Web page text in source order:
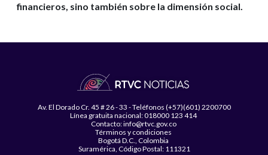
financieros, sino también sobre la dimensión social.
Av. El Dorado Cr. 45 # 26 - 33 - Teléfonos (+57)(601) 2200700
Línea gratuita nacional: 018000 123 414
Contacto: info@rtvc.gov.co
Términos y condiciones
Bogotá D.C., Colombia
Suramérica, Código Postal: 111321